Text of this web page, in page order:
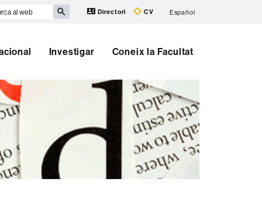
Directori CV Español
Investigar Coneix la Facultat